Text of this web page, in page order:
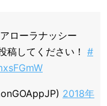
ローラナッシー
稿してください！ #
2018年